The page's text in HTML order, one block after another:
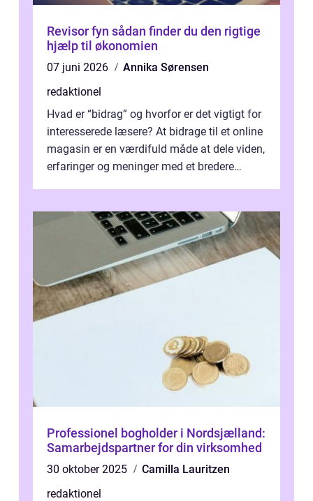
Revisor fyn sådan finder du den rigtige
hjælp til økonomien
07 juni 2026
Annika Sørensen
redaktionel
Hvad er “bidrag” og hvorfor er det vigtigt for
interesserede læsere? At bidrage til et online
magasin er en værdifuld måde at dele viden,
erfaringer og meninger med et bredere
Professionel bogholder i Nordsjælland:
Samarbejdspartner for din virksomhed
30 oktober 2025
Camilla Lauritzen
redaktionel